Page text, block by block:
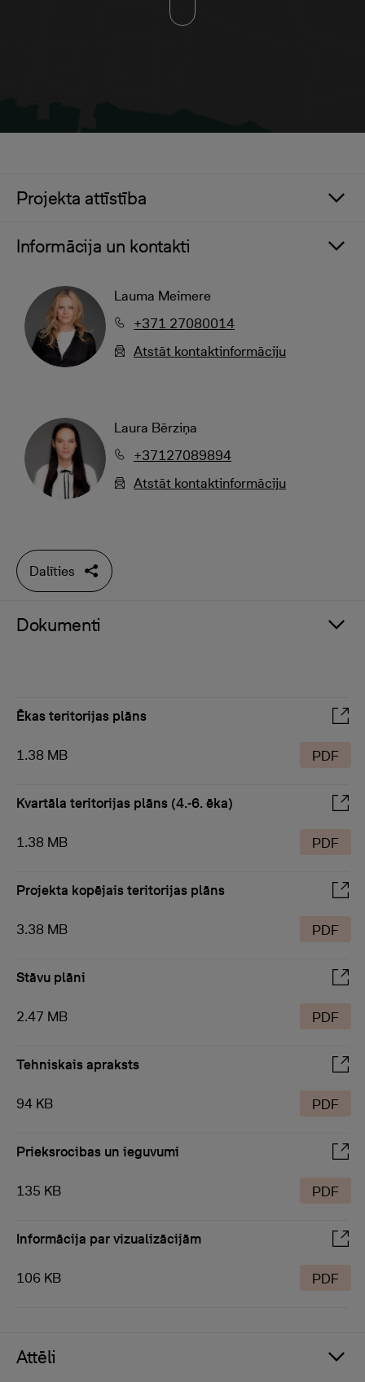
Projekta attīstība
Informācija un kontakti
Lauma Meimere
+371 27080014
Atstāt kontaktinformāciju
Laura Bērziņa
+37127089894
Atstāt kontaktinformāciju
Dalīties
Dokumenti
Ēkas teritorijas plāns
1.38 MB PDF
Kvartāla teritorijas plāns (4.-6. ēka)
1.38 MB PDF
Projekta kopējais teritorijas plāns
3.38 MB PDF
Stāvu plāni
2.47 MB PDF
Tehniskais apraksts
94 KB PDF
Prieksrocibas un ieguvumi
135 KB PDF
Informācija par vizualizācijām
106 KB PDF
Attēli